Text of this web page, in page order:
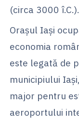
(circa 3000 î.C.).
Oraşul Iaşi
economia
este legată de
municipiului
major pentru
aeroportului